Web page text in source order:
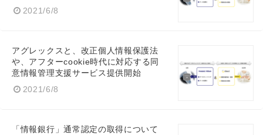
2021/6/8
アグレックスと、改正個人情報保護法
や、アフターcookie時代に対応する同
意情報管理支援サービス提供開始
2021/6/8
「情報銀行」通常認定の取得について